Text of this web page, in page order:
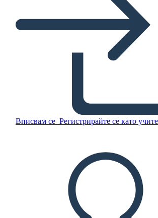
Вписвам се Регистрирайте се като
Diagram
СЪЗДАЙТЕ СЦЕНАРИЙ
ПУСКАНЕ НА СЛАЙДШОУ
ЧЕТИ МИ